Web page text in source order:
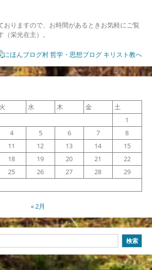
おりますので、お時間があるときお気軽にご覧
栄光在主）。
火 水 木 金
土
1
4 5 6 7
8
11 12 13 14
15
18 19 20 21
22
25 26 27 28
29
« 2月
検索